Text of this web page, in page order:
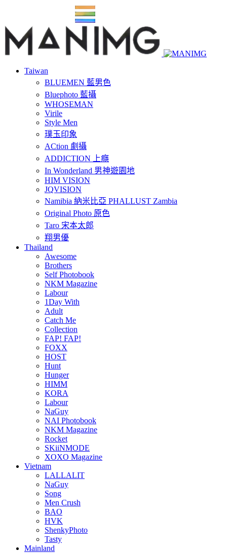
Taiwan
BLUEMEN 藍男色
Bluephoto 藍攝
WHOSEMAN
Virile
Style Men
璞玉印象
ACtion 劇攝
ADDICTION 上癮
In Wonderland 男神遊園地
HIM VISION
JQVISION
Namibia 納米比亞 PHALLUST Zambia
Original Photo 原色
Taro 宋本太郎
翔男優
Thailand
Awesome
Brothers
Self Photobook
NKM Magazine
Labour
1Day With
Adult
Catch Me
Collection
FAP! FAP!
FOXX
HOST
Hunt
Hunger
HIMM
KORA
Labour
NaGuy
NAI Photobook
NKM Magazine
Rocket
SKiiNMODE
XOXO Magazine
Vietnam
LALLALIT
NaGuy
Song
Men Crush
BAO
HVK
ShenkyPhoto
Tasty
Mainland